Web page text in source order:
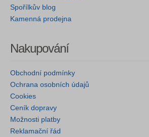
Spořílkův blog
Kamenná prodejna
Nakupování
Obchodní podmínky
Ochrana osobních údajů
Cookies
Ceník dopravy
Možnosti platby
Reklamační řád